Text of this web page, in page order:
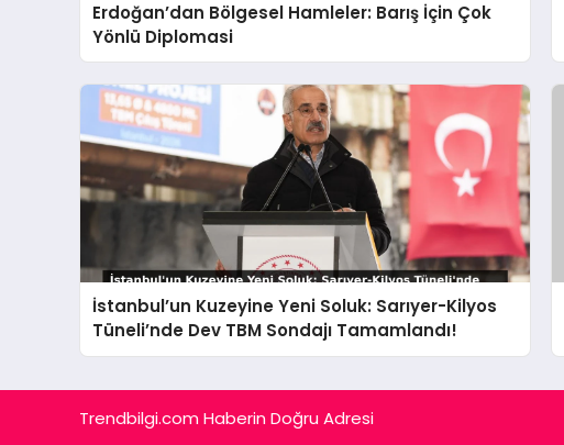
Erdoğan’dan Bölgesel Hamleler: Barış İçin Çok
Yönlü Diplomasi
İstanbul’un Kuzeyine Yeni Soluk: Sarıyer-Kilyos
Tüneli’nde Dev TBM Sondajı Tamamlandı!
Trendbilgi.com Haberin Doğru Adresi